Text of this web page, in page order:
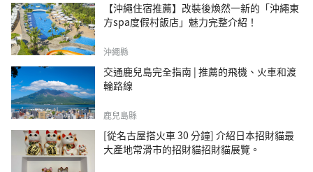
【沖繩住宿推薦】改裝後煥然一新的「沖繩東
方spa度假村飯店」魅力完整介紹！
沖繩縣
交通鹿兒島完全指南 | 推薦的飛機、火車和渡
輪路線
鹿兒島縣
[從名古屋搭火車 30 分鐘] 介紹日本招財貓最
大產地常滑市的招財貓招財貓展覽。